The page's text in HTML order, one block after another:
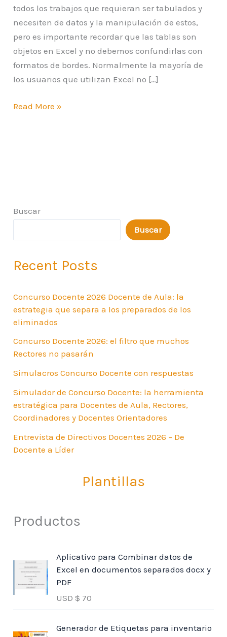
todos los trabajos que requieran ser tabulados y
necesiten de datos y la manipulación de estos,
pero es importante recordar que las tablas son
objetos en Excel y no debemos confundirlas con
formatos de bordes. Normalmente la mayoría de
los usuarios que utilizan Excel no […]
Read More »
Buscar
Buscar
Recent Posts
Concurso Docente 2026 Docente de Aula: la
estrategia que separa a los preparados de los
eliminados
Concurso Docente 2026: el filtro que muchos
Rectores no pasarán
Simulacros Concurso Docente con respuestas
Simulador de Concurso Docente: la herramienta
estratégica para Docentes de Aula, Rectores,
Coordinadores y Docentes Orientadores
Entrevista de Directivos Docentes 2026 – De
Docente a Líder
Plantillas
Productos
Aplicativo para Combinar datos de
Excel en documentos separados docx y
PDF
USD $ 70
Generador de Etiquetas para inventario